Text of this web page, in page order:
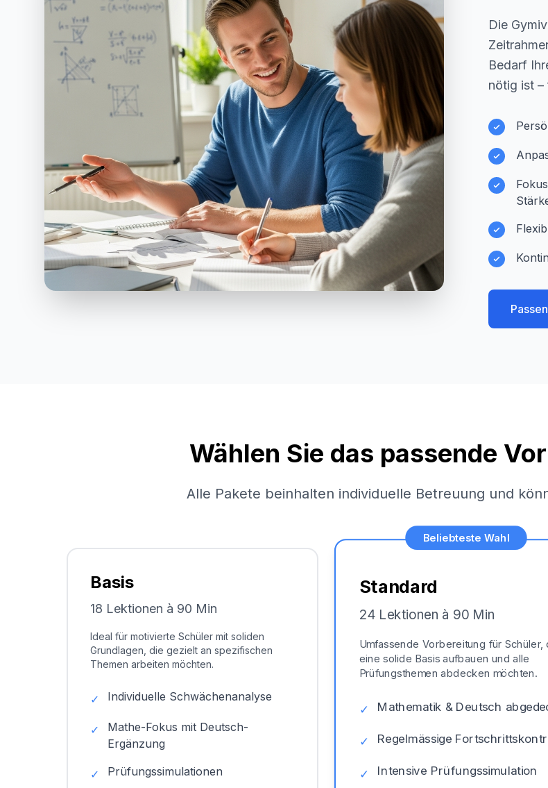
Die
Bedarf
nötig ist –
Wählen Sie das passende
Alle Pakete beinhalten individuelle Betreuung und
Basis
18 Lektionen à 90 Min
Ideal für motivierte Schüler mit soliden
Grundlagen, die gezielt an spezifischen
Themen arbeiten möchten.
✓ Individuelle Schwächenanalyse
✓
Mathe-Fokus mit Deutsch-
Ergänzung
✓ Prüfungssimulationen
Beliebteste Wahl
Standard
24 Lektionen à 90 Min
Umfassende Vorbereitung für Schüler,
eine solide Basis aufbauen und alle
Prüfungsthemen abdecken möchten.
✓ Mathematik & Deutsch
✓ Regelmässige
✓ Intensive Prüfungssimulation